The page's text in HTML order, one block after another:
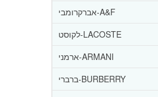
אברקרומבי-A&F
לקוסט-LACOSTE
ארמני-ARMANI
ברברי-BURBERRY